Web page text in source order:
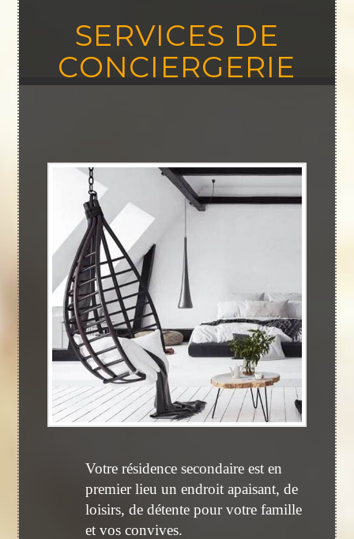
SERVICES DE
CONCIERGERIE
Votre résidence secondaire est en
premier lieu un endroit apaisant, de
loisirs, de détente pour votre famille
et vos convives.